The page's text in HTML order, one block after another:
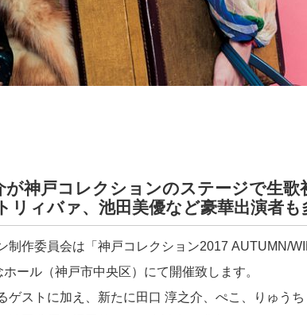
が神戸コレクションのステージで生歌
リィバァ、池田美優など豪華出演者も
制作委員会は「神戸コレクション2017 AUTUMN/
ール（神戸市中央区）にて開催致します。
ゲストに加え、新たに田口 淳之介、ぺこ、りゅう